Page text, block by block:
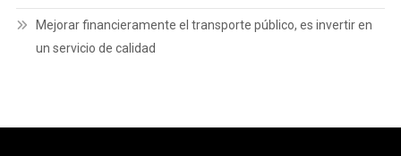
Mejorar financieramente el transporte público, es invertir en
un servicio de calidad